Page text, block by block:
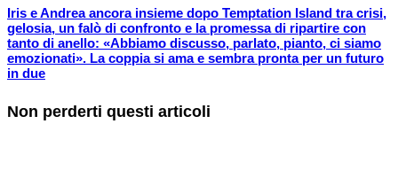
Iris e Andrea ancora insieme dopo Temptation Island tra crisi,
gelosia, un falò di confronto e la promessa di ripartire con
tanto di anello: «Abbiamo discusso, parlato, pianto, ci siamo
emozionati». La coppia si ama e sembra pronta per un futuro
in due
Non perderti questi articoli